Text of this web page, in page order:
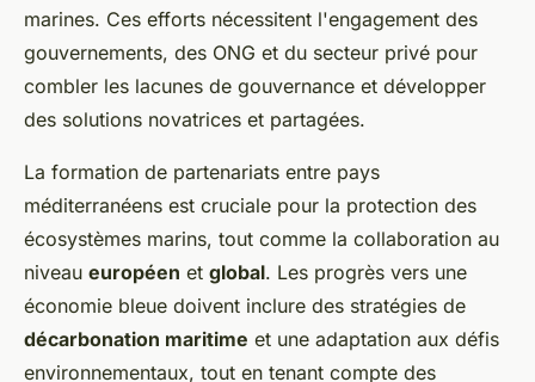
marines. Ces efforts nécessitent l'engagement des
gouvernements, des ONG et du secteur privé pour
combler les lacunes de gouvernance et développer
des solutions novatrices et partagées.
La formation de partenariats entre pays
méditerranéens est cruciale pour la protection des
écosystèmes marins, tout comme la collaboration au
niveau européen et global. Les progrès vers une
économie bleue doivent inclure des stratégies de
décarbonation maritime et une adaptation aux défis
environnementaux, tout en tenant compte des